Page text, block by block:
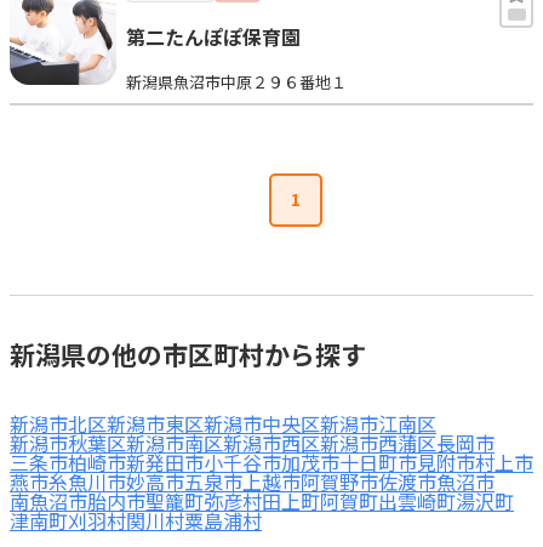
第二たんぽぽ保育園
新潟県魚沼市中原２９６番地１
1
新潟県の他の市区町村から探す
新潟市北区新潟市東区新潟市中央区新潟市江南区
新潟市秋葉区新潟市南区新潟市西区新潟市西蒲区長岡市
三条市柏崎市新発田市小千谷市加茂市十日町市見附市村上市
燕市糸魚川市妙高市五泉市上越市阿賀野市佐渡市魚沼市
南魚沼市胎内市聖籠町弥彦村田上町阿賀町出雲崎町湯沢町
津南町刈羽村関川村粟島浦村